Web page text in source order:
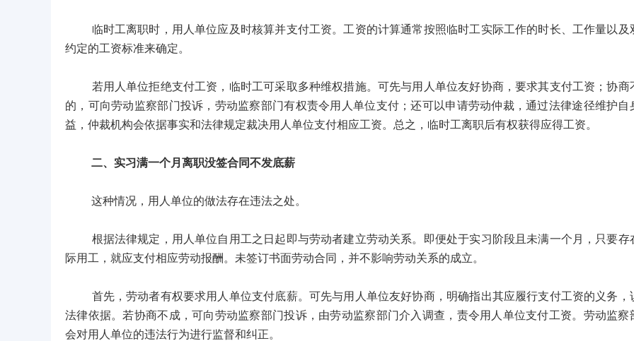
临时工离职时，用人单位应及时核算并支付工资。工资的计算通常按照临时工实际工作的时长、工作量以及
约定的工资标准来确定。
若用人单位拒绝支付工资，临时工可采取多种维权措施。可先与用人单位友好协商，要求其支付工资；协商
的，可向劳动监察部门投诉，劳动监察部门有权责令用人单位支付；还可以申请劳动仲裁，通过法律途径维护自
益，仲裁机构会依据事实和法律规定裁决用人单位支付相应工资。总之，临时工离职后有权获得应得工资。
二、实习满一个月离职没签合同不发底薪
这种情况，用人单位的做法存在违法之处。
根据法律规定，用人单位自用工之日起即与劳动者建立劳动关系。即便处于实习阶段且未满一个月，只要存
际用工，就应支付相应劳动报酬。未签订书面劳动合同，并不影响劳动关系的成立。
首先，劳动者有权要求用人单位支付底薪。可先与用人单位友好协商，明确指出其应履行支付工资的义务，
法律依据。若协商不成，可向劳动监察部门投诉，由劳动监察部门介入调查，责令用人单位支付工资。劳动监察
会对用人单位的违法行为进行监督和纠正。